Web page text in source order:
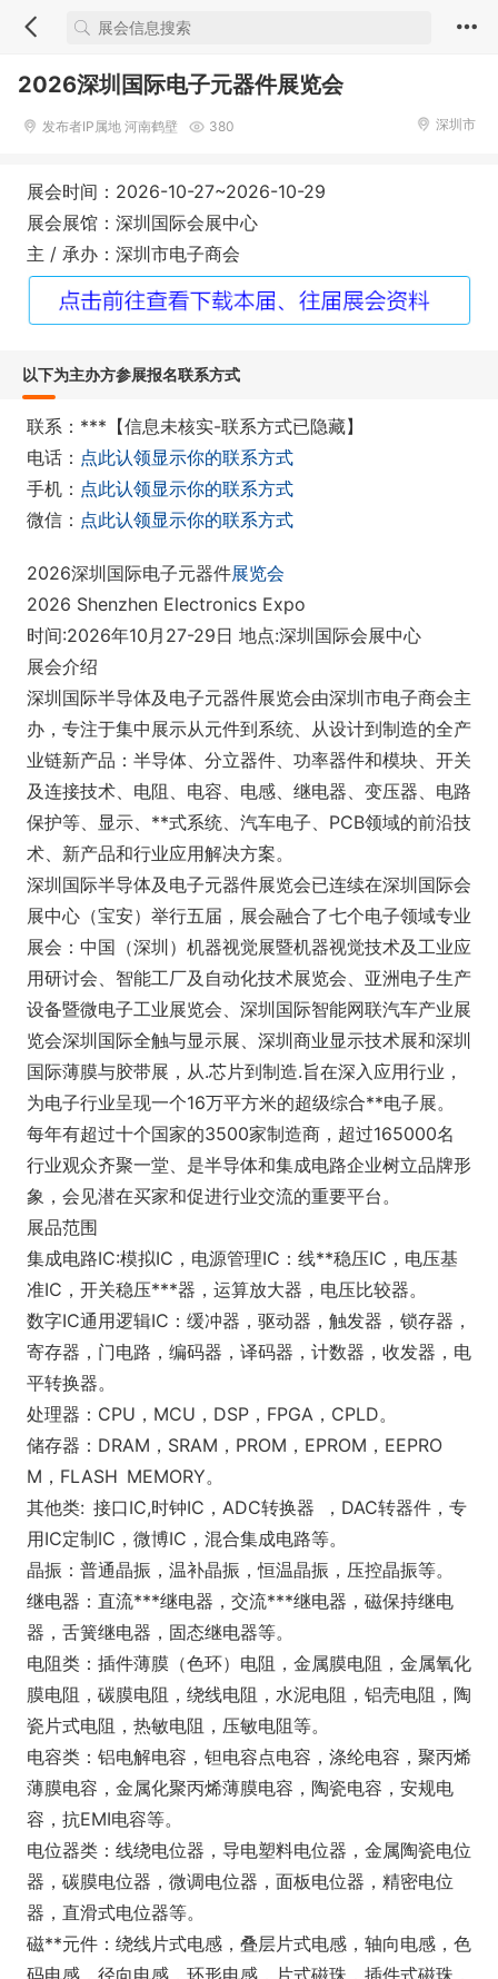
2026深圳国际电子元器件展览会
发布者IP属地 河南鹤壁 380 深圳市
展会时间：2026-10-27~2026-10-29
展会展馆：深圳国际会展中心
主 / 承办：深圳市电子商会
以下为主办方参展报名联系方式
联系：***【信息未核实-联系方式已隐藏】
电话： 点此认领显示你的联系方式
手机： 点此认领显示你的联系方式
微信： 点此认领显示你的联系方式
2026深圳国际电子元器件展览会
2026 Shenzhen Electronics Expo
时间:2026年10月27-29日 地点:深圳国际会展中心
展会介绍
深圳国际半导体及电子元器件展览会由深圳市电子商会主
办，专注于集中展示从元件到系统、从设计到制造的全产
业链新产品：半导体、分立器件、功率器件和模块、开关
及连接技术、电阻、电容、电感、继电器、变压器、电路
保护等、显示、**式系统、汽车电子、PCB领域的前沿技
术、新产品和行业应用解决方案。
深圳国际半导体及电子元器件展览会已连续在深圳国际会
展中心（宝安）举行五届，展会融合了七个电子领域专业
展会：中国（深圳）机器视觉展暨机器视觉技术及工业应
用研讨会、智能工厂及自动化技术展览会、亚洲电子生产
设备暨微电子工业展览会、深圳国际智能网联汽车产业展
览会深圳国际全触与显示展、深圳商业显示技术展和深圳
国际薄膜与胶带展，从.芯片到制造.旨在深入应用行业，
为电子行业呈现一个16万平方米的超级综合**电子展。
每年有超过十个国家的3500家制造商，超过165000名
行业观众齐聚一堂、是半导体和集成电路企业树立品牌形
象，会见潜在买家和促进行业交流的重要平台。
展品范围
集成电路IC:模拟IC，电源管理IC：线**稳压IC，电压基
准IC，开关稳压***器，运算放大器，电压比较器。
数字IC通用逻辑IC：缓冲器，驱动器，触发器，锁存器，
寄存器，门电路，编码器，译码器，计数器，收发器，电
平转换器。
处理器：CPU，MCU，DSP，FPGA，CPLD。
储存器：DRAM，SRAM，PROM，EPROM，EEPRO
M，FLASH MEMORY。
其他类: 接口IC,时钟IC，ADC转换器 ，DAC转器件，专
用IC定制IC，微博IC，混合集成电路等。
晶振：普通晶振，温补晶振，恒温晶振，压控晶振等。
继电器：直流***继电器，交流***继电器，磁保持继电
器，舌簧继电器，固态继电器等。
电阻类：插件薄膜（色环）电阻，金属膜电阻，金属氧化
膜电阻，碳膜电阻，绕线电阻，水泥电阻，铝壳电阻，陶
瓷片式电阻，热敏电阻，压敏电阻等。
电容类：铝电解电容，钽电容点电容，涤纶电容，聚丙烯
薄膜电容，金属化聚丙烯薄膜电容，陶瓷电容，安规电
容，抗EMI电容等。
电位器类：线绕电位器，导电塑料电位器，金属陶瓷电位
器，碳膜电位器，微调电位器，面板电位器，精密电位
器，直滑式电位器等。
磁**元件：绕线片式电感，叠层片式电感，轴向电感，色
码电感，径向电感，环形电感，片式磁珠，插件式磁珠，